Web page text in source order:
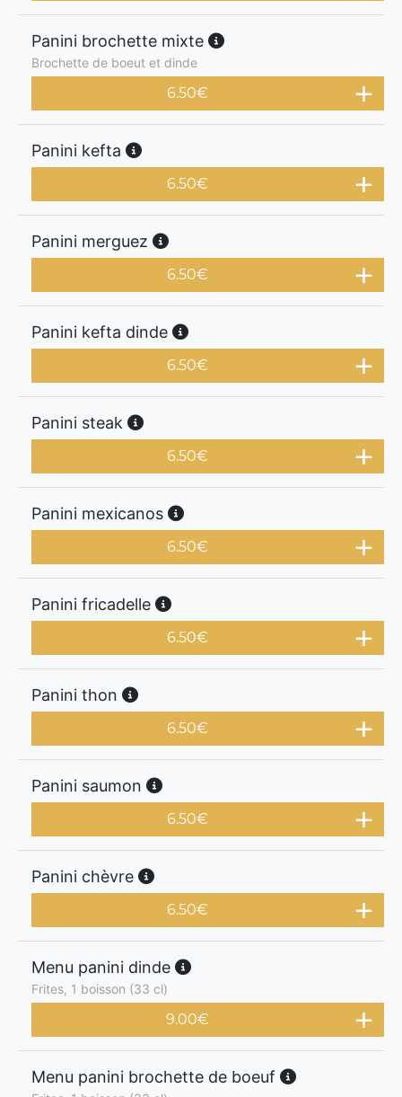
Panini brochette mixte
Brochette de boeut et dinde
6.50€
Panini kefta
6.50€
Panini merguez
6.50€
Panini kefta dinde
6.50€
Panini steak
6.50€
Panini mexicanos
6.50€
Panini fricadelle
6.50€
Panini thon
6.50€
Panini saumon
6.50€
Panini chèvre
6.50€
Menu panini dinde
Frites, 1 boisson (33 cl)
9.00€
Menu panini brochette de boeuf